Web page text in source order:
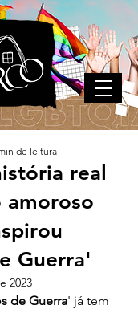
real
Guerra'
de leitura
2023
de Guerra' já tem